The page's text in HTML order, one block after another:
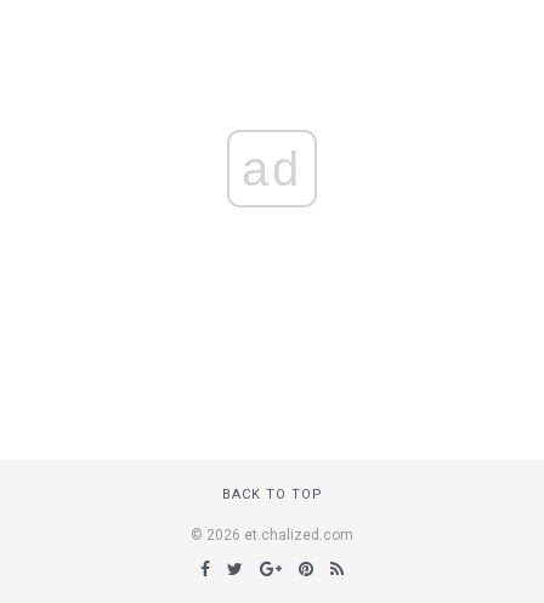
ad
BACK TO TOP
© 2026 et.chalized.com